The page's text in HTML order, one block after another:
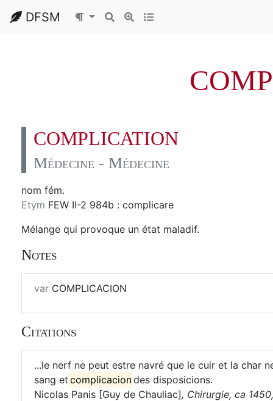
DFSM
COMPLICATION
Médecine - Médecine
nom fém.
Etym FEW II-2 984b : complicare
Mélange qui provoque un état maladif.
Notes
var COMPLICACION
Citations
...le nerf ne peut estre navré que le cuir et la char
sang et complicaciondes disposicions.
Nicolas Panis [Guy de Chauliac], Chirurgie, ca